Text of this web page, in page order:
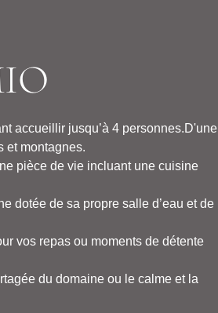
accueillir jusqu’à 4 personnes.D'une
et montagnes.
pièce de vie incluant une cuisine
dotée de sa propre salle d’eau et de
vos repas ou moments de détente
du domaine ou le calme et la